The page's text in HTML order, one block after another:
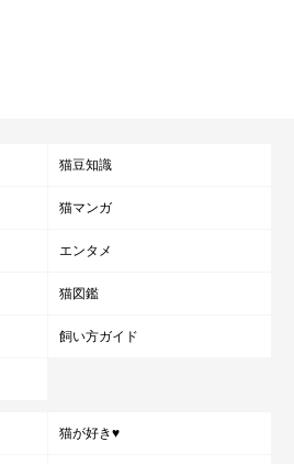
猫豆知識
猫マンガ
エンタメ
猫図鑑
飼い方ガイド
猫が好き♥